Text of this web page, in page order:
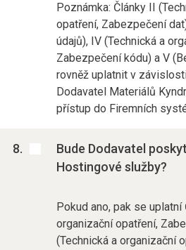
Poznámka: Články II
opatření, Zabezpečení
údajů), IV (Technická a
Zabezpečení kódu) a V
rovněž uplatnit v
Dodavatel Materiálů
přístup do Firemních
Bude Dodavatel
Hostingové služby?
Pokud ano, pak se uplatní
organizační opatření,
(Technická a organizační